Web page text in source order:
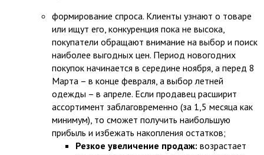
формирование спроса. Клиенты узнают о товаре
или ищут его, конкуренция пока не высока,
покупатели обращают внимание на выбор и поиск
наиболее выгодных цен. Период новогодних
покупок начинается в середине ноября, а перед 8
Марта – в конце февраля, а выбор летней
одежды – в апреле. Если продавец расширит
ассортимент заблаговременно (за 1,5 месяца как
минимум), то сможет получить наибольшую
прибыль и избежать накопления остатков;
Резкое увеличение продаж: возрастает